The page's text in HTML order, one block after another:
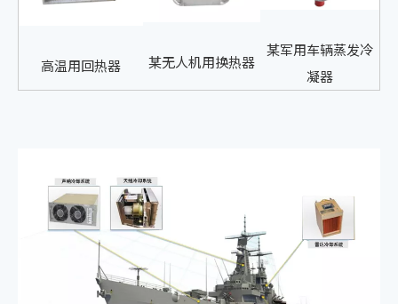
高温用回热器 某无人机用换热器
某军用车辆蒸发冷
凝器